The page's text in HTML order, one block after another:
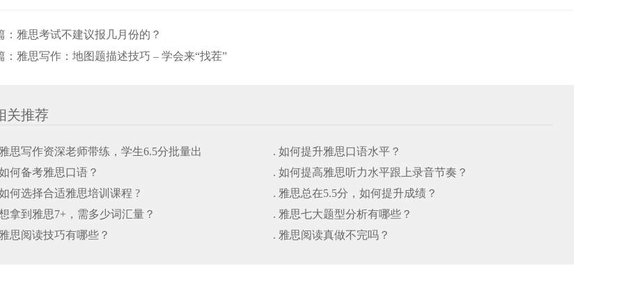
： 雅思考试不建议报几月份的？
雅思写作：地图题描述技巧 – 学会来“找茬”
关推荐
思写作资深老师带练，学生6.5分批量出
. 如何提升雅思口语水平？
何备考雅思口语？
. 如何提高雅思听力水平跟上录音节奏？
何选择合适雅思培训课程 ?
. 雅思总在5.5分，如何提升成绩？
拿到雅思7+，需多少词汇量？
. 雅思七大题型分析有哪些？
思阅读技巧有哪些？
. 雅思阅读真做不完吗？